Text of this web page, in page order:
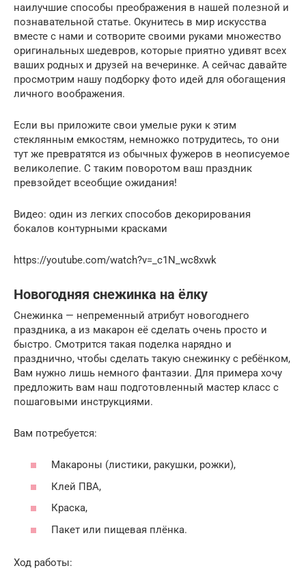
наилучшие способы преображения в нашей полезной и
познавательной статье. Окунитесь в мир искусства
вместе с нами и сотворите своими руками множество
оригинальных шедевров, которые приятно удивят всех
ваших родных и друзей на вечеринке. А сейчас давайте
просмотрим нашу подборку фото идей для обогащения
личного воображения.
Если вы приложите свои умелые руки к этим
стеклянным емкостям, немножко потрудитесь, то они
тут же превратятся из обычных фужеров в неописуемое
великолепие. С таким поворотом ваш праздник
превзойдет всеобщие ожидания!
Видео: один из легких способов декорирования
бокалов контурными красками
https://youtube.com/watch?v=_c1N_wc8xwk
Новогодняя снежинка на ёлку
Снежинка — непременный атрибут новогоднего
праздника, а из макарон её сделать очень просто и
быстро. Смотрится такая поделка нарядно и
празднично, чтобы сделать такую снежинку с ребёнком,
Вам нужно лишь немного фантазии. Для примера хочу
предложить вам наш подготовленный мастер класс с
пошаговыми инструкциями.
Вам потребуется:
Макароны (листики, ракушки, рожки),
Клей ПВА,
Краска,
Пакет или пищевая плёнка.
Ход работы: